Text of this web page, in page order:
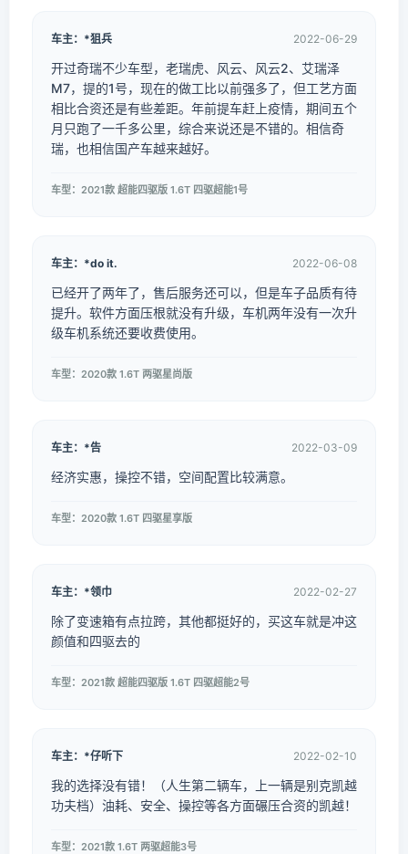
车主：*狙兵 2022-06-29
开过奇瑞不少车型，老瑞虎、风云、风云2、艾瑞泽
M7，提的1号，现在的做工比以前强多了，但工艺方面
相比合资还是有些差距。年前提车赶上疫情，期间五个
月只跑了一千多公里，综合来说还是不错的。相信奇
瑞，也相信国产车越来越好。
车型：2021款 超能四驱版 1.6T 四驱超能1号
车主：*do it. 2022-06-08
已经开了两年了，售后服务还可以，但是车子品质有待
提升。软件方面压根就没有升级，车机两年没有一次升
级车机系统还要收费使用。
车型：2020款 1.6T 两驱星尚版
车主：*告 2022-03-09
经济实惠，操控不错，空间配置比较满意。
车型：2020款 1.6T 四驱星享版
车主：*领巾 2022-02-27
除了变速箱有点拉跨，其他都挺好的，买这车就是冲这
颜值和四驱去的
车型：2021款 超能四驱版 1.6T 四驱超能2号
车主：*仔听下 2022-02-10
我的选择没有错！（人生第二辆车，上一辆是别克凯越
功夫档）油耗、安全、操控等各方面碾压合资的凯越！
车型：2021款 1.6T 两驱超能3号